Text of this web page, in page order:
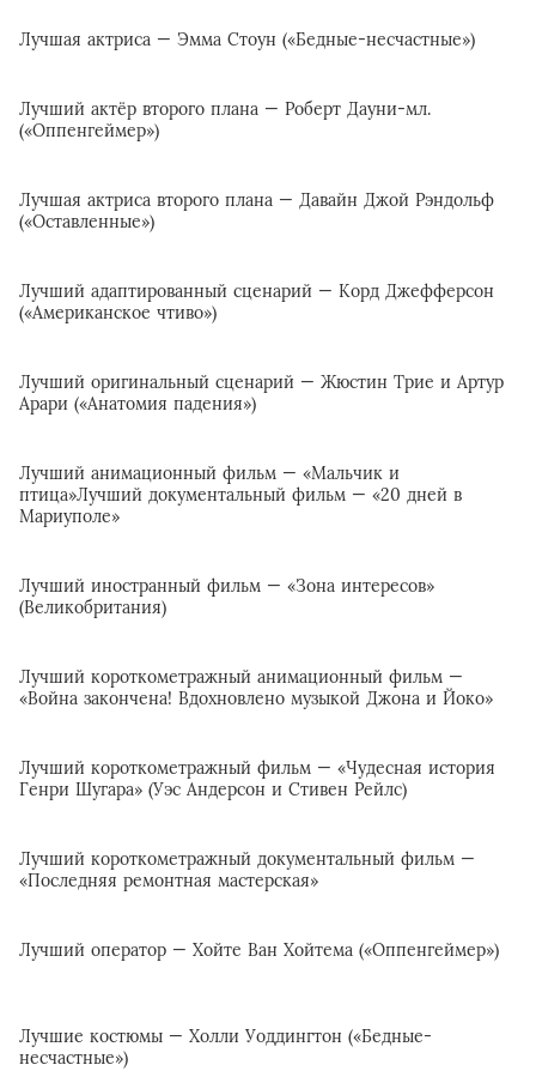
Лучшая актриса — Эмма Стоун («Бедные-несчастные»)
Лучший актёр второго плана — Роберт Дауни-мл.
(«Оппенгеймер»)
Лучшая актриса второго плана — Давайн Джой Рэндольф
(«Оставленные»)
Лучший адаптированный сценарий — Корд Джефферсон
(«Американское чтиво»)
Лучший оригинальный сценарий — Жюстин Трие и Артур
Арари («Анатомия падения»)
Лучший анимационный фильм — «Мальчик и
птица»Лучший документальный фильм — «20 дней в
Мариуполе»
Лучший иностранный фильм — «Зона интересов»
(Великобритания)
Лучший короткометражный анимационный фильм —
«Война закончена! Вдохновлено музыкой Джона и Йоко»
Лучший короткометражный фильм — «Чудесная история
Генри Шугара» (Уэс Андерсон и Стивен Рейлс)
Лучший короткометражный документальный фильм —
«Последняя ремонтная мастерская»
Лучший оператор — Хойте Ван Хойтема («Оппенгеймер»)
Лучшие костюмы — Холли Уоддингтон («Бедные-
несчастные»)